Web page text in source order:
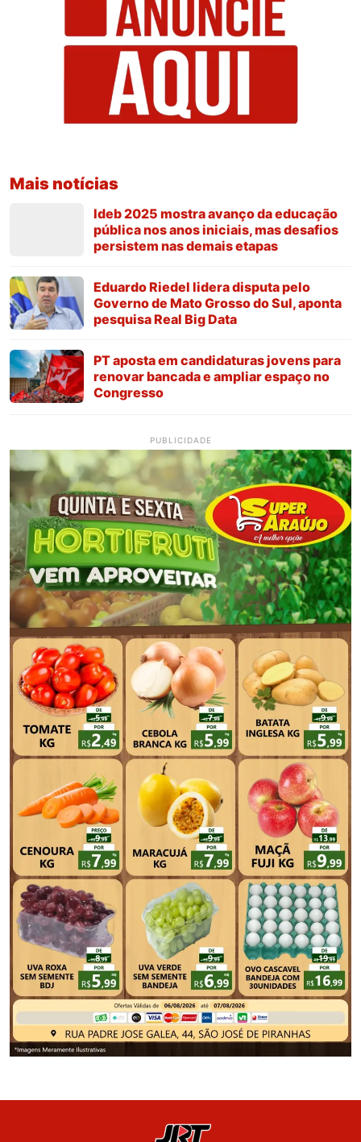
Mais notícias
Ideb 2025 mostra avanço da educação
pública nos anos iniciais, mas desafios
persistem nas demais etapas
Eduardo Riedel lidera disputa pelo
Governo de Mato Grosso do Sul, aponta
pesquisa Real Big Data
PT aposta em candidaturas jovens para
renovar bancada e ampliar espaço no
Congresso
PUBLICIDADE